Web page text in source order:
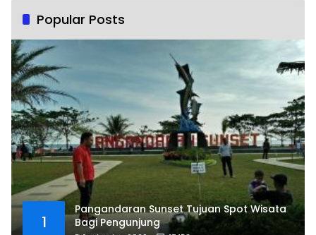
Popular Posts
1
Pangandaran Sunset Tujuan Spot Wisata
Bagi Pengunjung